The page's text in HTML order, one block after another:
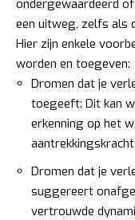
ondergewaardeerd
een uitweg, zelfs als
Hier zijn enkele
worden en toegeven:
Dromen dat je
toegeeft: Dit kan
erkenning op het
Dromen dat je
suggereert
vertrouwde